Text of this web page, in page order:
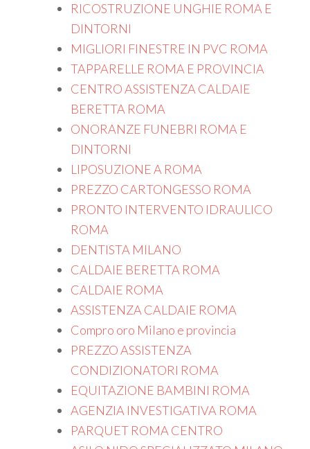
RICOSTRUZIONE UNGHIE ROMA E
DINTORNI
MIGLIORI FINESTRE IN PVC ROMA
TAPPARELLE ROMA E PROVINCIA
CENTRO ASSISTENZA CALDAIE
BERETTA ROMA
ONORANZE FUNEBRI ROMA E
DINTORNI
LIPOSUZIONE A ROMA
PREZZO CARTONGESSO ROMA
PRONTO INTERVENTO IDRAULICO
ROMA
DENTISTA MILANO
CALDAIE BERETTA ROMA
CALDAIE ROMA
ASSISTENZA CALDAIE ROMA
Compro oro Milano e provincia
PREZZO ASSISTENZA
CONDIZIONATORI ROMA
EQUITAZIONE BAMBINI ROMA
AGENZIA INVESTIGATIVA ROMA
PARQUET ROMA CENTRO